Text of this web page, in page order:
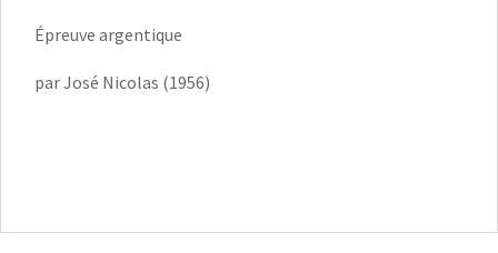
Épreuve argentique
par José Nicolas (1956)